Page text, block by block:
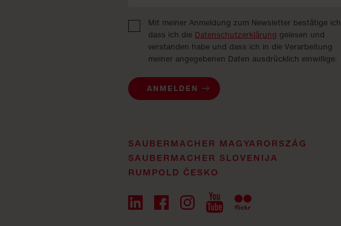
Mit meiner Anmeldung zum Newsletter bestätige ich,
dass ich die Datenschutzerklärung gelesen und
verstanden habe und dass ich in die Verarbeitung
meiner angegebenen Daten ausdrücklich einwillige.
ANMELDEN
SAUBERMACHER MAGYARORSZÁG
SAUBERMACHER SLOVENIJA
RUMPOLD ČESKO